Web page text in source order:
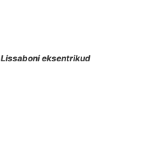
Lissaboni eksentrikud